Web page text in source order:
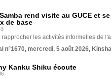
rend visite au GUCE et
de base
rapprocher les activités informelles de
n°1670, mercredi, 5 août 2026,
Kanku Shiku écoute